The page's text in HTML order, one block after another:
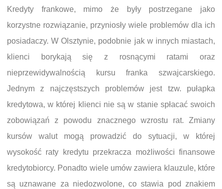
Kredyty frankowe, mimo że były postrzegane jako
korzystne rozwiązanie, przyniosły wiele problemów dla ich
posiadaczy. W Olsztynie, podobnie jak w innych miastach,
klienci borykają się z rosnącymi ratami oraz
nieprzewidywalnością kursu franka szwajcarskiego.
Jednym z najczęstszych problemów jest tzw. pułapka
kredytowa, w której klienci nie są w stanie spłacać swoich
zobowiązań z powodu znacznego wzrostu rat. Zmiany
kursów walut mogą prowadzić do sytuacji, w której
wysokość raty kredytu przekracza możliwości finansowe
kredytobiorcy. Ponadto wiele umów zawiera klauzule, które
są uznawane za niedozwolone, co stawia pod znakiem